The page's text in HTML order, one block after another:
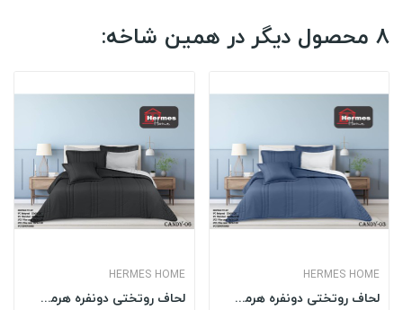
8 محصول دیگر در همین شاخه:
HERMES HOME
لحاف روتختی دونفره هرمس HERMES مدل: CANDY 06
HERMES HOME
لحاف روتختی دونفره هرمس HERMES مدل: CANDY 03